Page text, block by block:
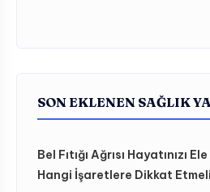
SON EKLENEN SAĞLIK
Bel Fıtığı Ağrısı Hayatınızı
Hangi İşaretlere Dikkat